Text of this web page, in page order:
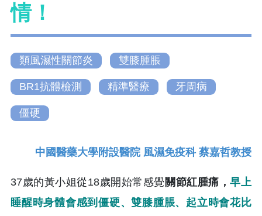
情！
類風濕性關節炎 雙膝腫脹
BR1抗體檢測 精準醫療 牙周病
僵硬
中國醫藥大學附設醫院 風濕免疫科 蔡嘉哲教授
37歲的黃小姐從18歲開始常感覺 關節紅腫痛，早上
睡醒時身體會感到僵硬、雙膝腫脹、起立時會花比